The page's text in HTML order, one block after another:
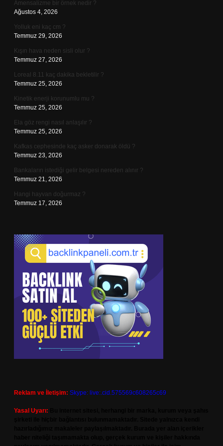
Amensalizme bir örnek nedir ?
Ağustos 4, 2026
Yolluk eni kaç cm ?
Temmuz 29, 2026
Kışın hava neden sisli olur ?
Temmuz 27, 2026
Loreal 8.11 kaç dakika bekletilir ?
Temmuz 25, 2026
Kinetik enerji korunumlu mu ?
Temmuz 25, 2026
Ela göz rengi nasıl anlaşılır ?
Temmuz 25, 2026
Kafkas cephesinde kaç asker donarak öldü ?
Temmuz 23, 2026
Bankaların istediği gelir belgesi nereden alınır ?
Temmuz 21, 2026
Hangi hayvan doğurmaz ?
Temmuz 17, 2026
Reklam ve İletişim: Skype: live:.cid.575569c608265c69
Yasal Uyarı: